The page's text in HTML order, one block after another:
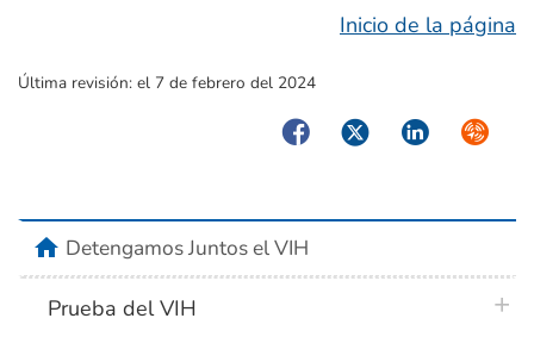
Inicio de la página
Última revisión: el 7 de febrero del 2024
FacebookTwitterLinkedIn
homeDetengamos Juntos el VIH
Prueba del VIH